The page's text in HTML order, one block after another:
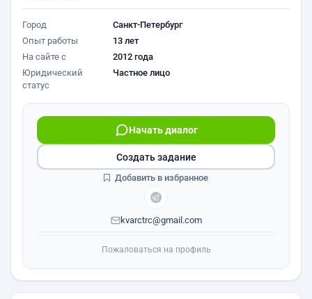
Город
Санкт-Петербург
Опыт работы
13 лет
На сайте с
2012 года
Юридический
статус
Частное лицо
Начать диалог
kvarctrc@gmail.com
Создать задание
Добавить в избранное
Пожаловаться на профиль